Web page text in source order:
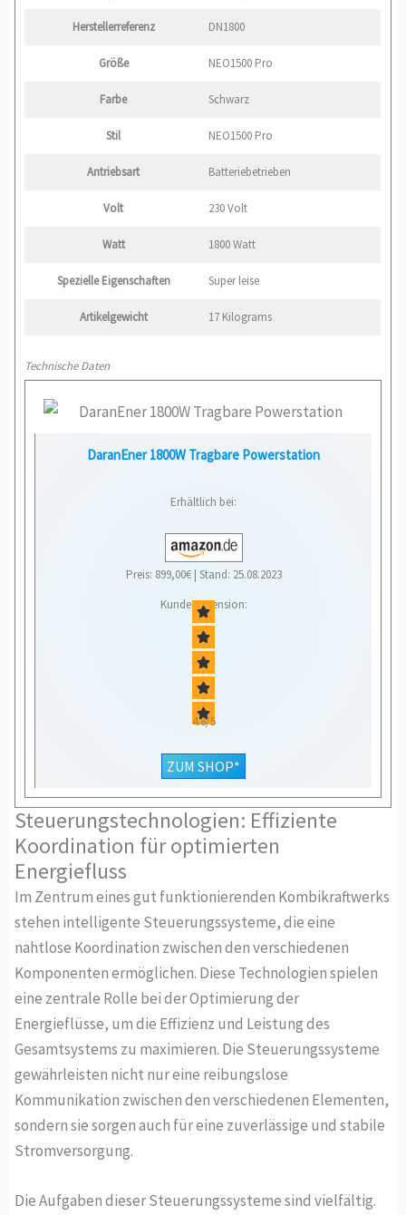
Herstellerreferenz ‎DN1800
Größe ‎NEO1500 Pro
Farbe ‎Schwarz
Stil ‎NEO1500 Pro
Antriebsart ‎Batteriebetrieben
Volt ‎230 Volt
Watt ‎1800 Watt
Spezielle Eigenschaften ‎Super leise
Artikelgewicht ‎17 Kilograms
Technische Daten
DaranEner 1800W Tragbare Powerstation
Erhältlich bei:
Preis: 899,00€ | Stand: 25.08.2023
Kundenrezension:
4.8/5
ZUM SHOP*
Steuerungstechnologien: Effiziente
Koordination für optimierten
Energiefluss
Im Zentrum eines gut funktionierenden Kombikraftwerks
stehen intelligente Steuerungssysteme, die eine
nahtlose Koordination zwischen den verschiedenen
Komponenten ermöglichen. Diese Technologien spielen
eine zentrale Rolle bei der Optimierung der
Energieflüsse, um die Effizienz und Leistung des
Gesamtsystems zu maximieren. Die Steuerungssysteme
gewährleisten nicht nur eine reibungslose
Kommunikation zwischen den verschiedenen Elementen,
sondern sie sorgen auch für eine zuverlässige und stabile
Stromversorgung.
Die Aufgaben dieser Steuerungssysteme sind vielfältig.